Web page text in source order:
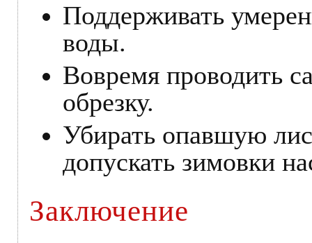
Поддерживать
воды.
Вовремя проводить
обрезку.
Убирать опавшую
допускать зимовки
Заключение